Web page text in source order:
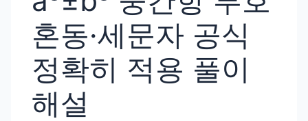
혼동·세문자 공식
정확히 적용 풀이
해설